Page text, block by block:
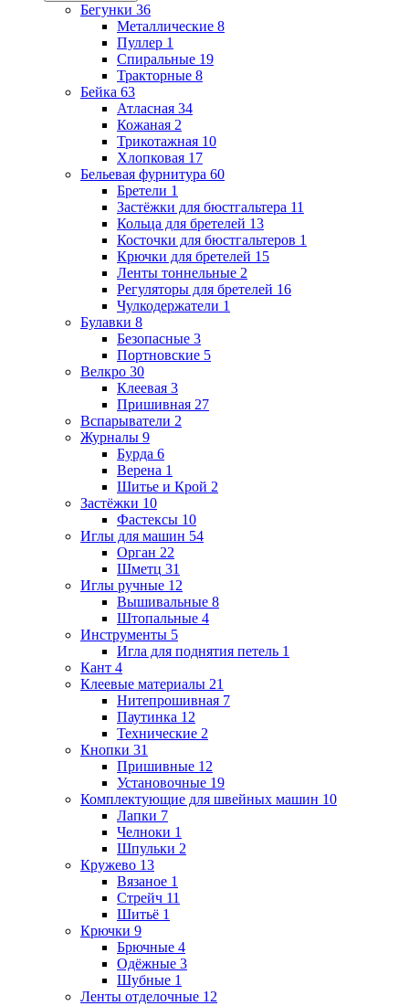
Бегунки 36
Металлические 8
Пуллер 1
Спиральные 19
Тракторные 8
Бейка 63
Атласная 34
Кожаная 2
Трикотажная 10
Хлопковая 17
Бельевая фурнитура 60
Бретели 1
Застёжки для бюстгальтера 11
Кольца для бретелей 13
Косточки для бюстгальтеров 1
Крючки для бретелей 15
Ленты тоннельные 2
Регуляторы для бретелей 16
Чулкодержатели 1
Булавки 8
Безопасные 3
Портновские 5
Велкро 30
Клеевая 3
Пришивная 27
Вспарыватели 2
Журналы 9
Бурда 6
Верена 1
Шитье и Крой 2
Застёжки 10
Фастексы 10
Иглы для машин 54
Орган 22
Шметц 31
Иглы ручные 12
Вышивальные 8
Штопальные 4
Инструменты 5
Игла для поднятия петель 1
Кант 4
Клеевые материалы 21
Нитепрошивная 7
Паутинка 12
Технические 2
Кнопки 31
Пришивные 12
Установочные 19
Комплектующие для швейных машин 10
Лапки 7
Челноки 1
Шпульки 2
Кружево 13
Вязаное 1
Стрейч 11
Шитьё 1
Крючки 9
Брючные 4
Одёжные 3
Шубные 1
Ленты отделочные 12